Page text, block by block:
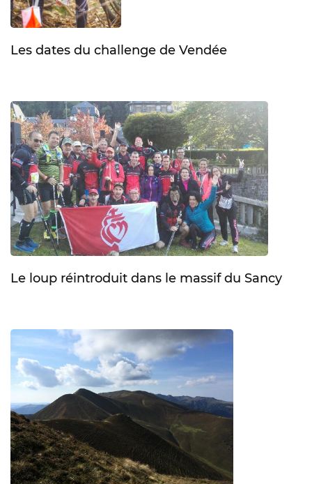
Les dates du challenge de Vendée
Le loup réintroduit dans le massif du Sancy